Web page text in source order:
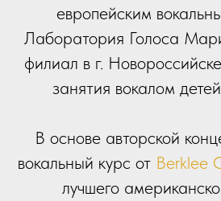
европейским
Лаборатория Голоса
филиал в г.
занятия вокалом
В основе авторской
вокальный курс от Berklee
лучшего